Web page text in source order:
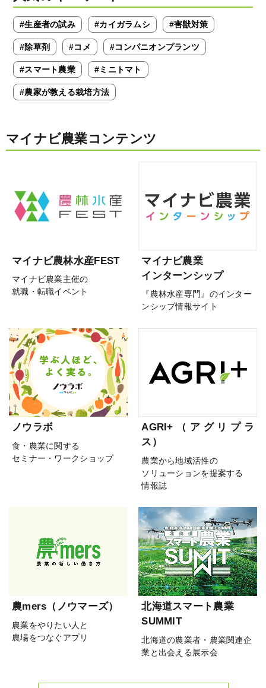
#生産者の試み #カイガラムシ #害獣対策
#除草剤 #コメ #コンパニオンプランツ
#スマート農業 #ミニトマト
#農家が教える栽培方法
マイナビ農業コンテンツ
マイナビ農林水産FEST
マイナビ農業主催の
就職・転職イベント
マイナビ農業
インターンシップ
『農林水産専門』のインター
ンシップ情報サイト
ノウラボ
食・農業に関する
セミナー・ワークショップ
AGRI+（アグリプラ
ス）
農業から地域活性の
ソリューションを提案する
情報誌
農mers（ノウマーズ）
農業をやりたい人と
農場をつなぐアプリ
北海道スマート農業
SUMMIT
北海道の農業者・農業関連企
業と出会える展示会